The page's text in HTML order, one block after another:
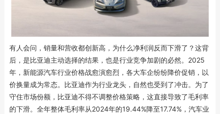
有人会问，销量和营收都创新高，为什么净利润反而下滑了？这背
后，是比亚迪主动选择的结果，也是行业竞争加剧的必然。2025
年，新能源汽车行业价格战愈演愈烈，各大车企纷纷降价促销，以
价换量成为常态。比亚迪作为行业龙头，自然也受到了冲击。为了
守住市场份额，比亚迪不得不调整价格策略，这直接导致了毛利率
的下滑。全年整体毛利率从2024年的19.44%降至17.74%，汽车业